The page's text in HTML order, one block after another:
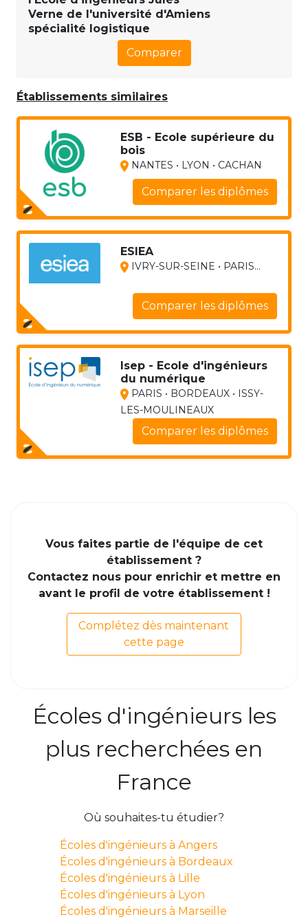
Verne de l'université d'Amiens
spécialité logistique
Comparer
Établissements similaires
ESB - Ecole supérieure du
bois
NANTES • LYON • CACHAN
Comparer les diplômes
ESIEA
IVRY-SUR-SEINE • PARIS...
Comparer les diplômes
Isep - Ecole d'ingénieurs
du numérique
PARIS • BORDEAUX • ISSY-
LES-MOULINEAUX
Comparer les diplômes
Vous faites partie de l'équipe de cet
établissement ?
Contactez nous pour enrichir et mettre en
avant le profil de votre établissement !
Complétez dès maintenant
cette page
Écoles d'ingénieurs les
plus recherchées en
France
Où souhaites-tu étudier?
Écoles d'ingénieurs à Angers
Écoles d'ingénieurs à Bordeaux
Écoles d'ingénieurs à Lille
Écoles d'ingénieurs à Lyon
Écoles d'ingénieurs à Marseille